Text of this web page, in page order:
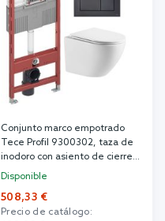
Conjunto marco empotrado
Tece Profil 9300302, taza de
inodoro con asiento de cierre
suave Omnires Ottawa
Disponible
508,33 €
Precio de catálogo: